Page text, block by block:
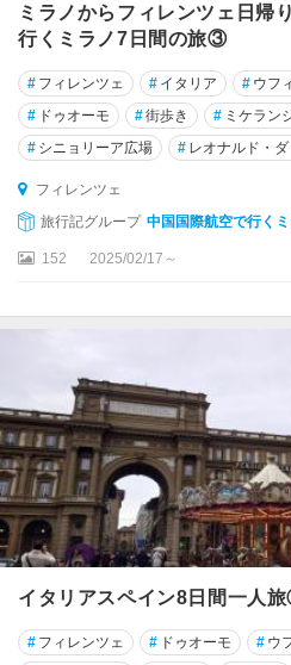
ゥ
ム
パ
ド
ヴ
ァ
パ
ル
マ
ビ
ビ
ー
ボ
バ
レ
ン
ア
ミラノからフィレンツェ日帰
行くミラノ7日間の旅③
# フィレンツェ # イタリア # ウフ
# ドゥオーモ #街歩き # ミケラン
# シニョリーア広場 # レオナルド・
フィレンツェ
旅行記グループ 中国国際航空で行く
152 2025/02/17～
イタリアスペイン8日間一人
# フィレンツェ # ドゥオーモ # ウ